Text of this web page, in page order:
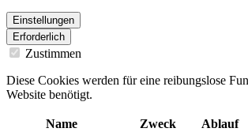
Einstellungen
Erforderlich
Zustimmen
Diese Cookies werden für eine reibungslose
Website benötigt.
Name Zweck Ablauf